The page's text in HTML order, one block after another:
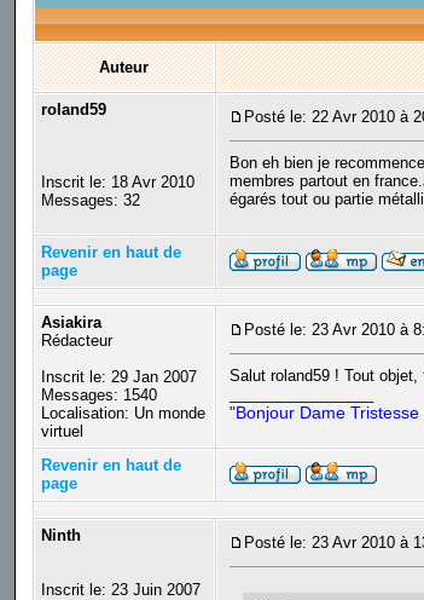
Auteur
roland59
Inscrit le: 18 Avr 2010
Messages: 32
Posté le: 22 Avr 2010 à
Bon eh bien je
membres partout en
égarés tout ou partie
Revenir en haut de
page
Asiakira
Rédacteur
Inscrit le: 29 Jan 2007
Messages: 1540
Localisation: Un monde
virtuel
Posté le: 23 Avr 2010 à
Salut roland59 ! Tout
"Bonjour Dame
Revenir en haut de
page
Ninth
Inscrit le: 23 Juin 2007
Posté le: 23 Avr 2010 à